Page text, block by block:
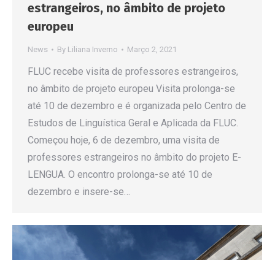
estrangeiros, no âmbito de projeto
europeu
News By Liliana Inverno Março 2, 2021
FLUC recebe visita de professores estrangeiros,
no âmbito de projeto europeu Visita prolonga-se
até 10 de dezembro e é organizada pelo Centro de
Estudos de Linguística Geral e Aplicada da FLUC.
Começou hoje, 6 de dezembro, uma visita de
professores estrangeiros no âmbito do projeto E-
LENGUA. O encontro prolonga-se até 10 de
dezembro e insere-se…